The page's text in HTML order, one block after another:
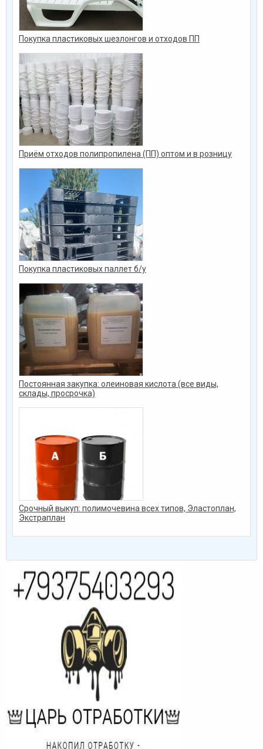
Покупка пластиковых шезлонгов и отходов ПП
Приём отходов полипропилена (ПП) оптом и в розницу
Покупка пластиковых паллет б/у
Постоянная закупка: олеиновая кислота (все виды,
склады, просрочка)
Срочный выкуп: полимочевина всех типов, Эластоплан,
Экстраплан